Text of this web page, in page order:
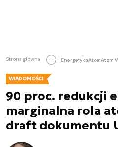
Strona główna EnergetykaAtomAtom
WIADOMOŚCI
90 proc. redukcji
marginalna rola
draft dokumentu